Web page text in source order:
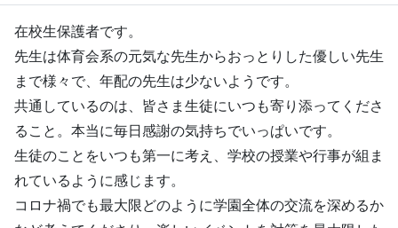
在校生保護者です。
先生は体育会系の元気な先生からおっとりした優しい先生
まで様々で、年配の先生は少ないようです。
共通しているのは、皆さま生徒にいつも寄り添ってくださ
ること。本当に毎日感謝の気持ちでいっぱいです。
生徒のことをいつも第一に考え、学校の授業や行事が組ま
れているように感じます。
コロナ禍でも最大限どのように学園全体の交流を深めるか